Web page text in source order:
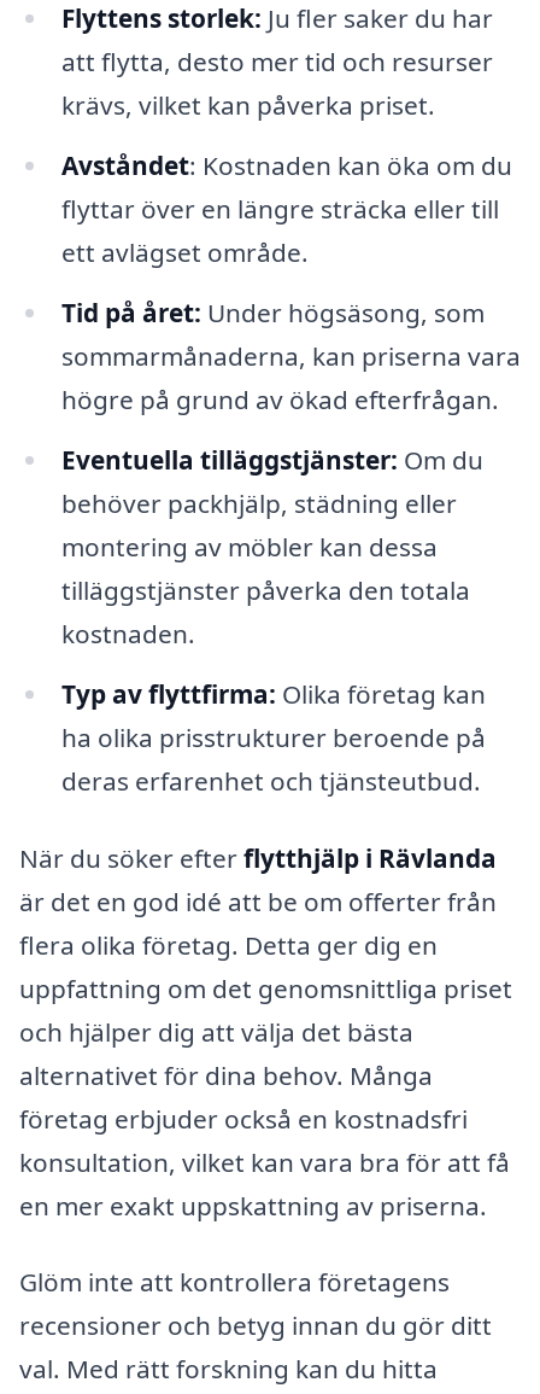
Flyttens storlek: Ju fler saker du har
att flytta, desto mer tid och resurser
krävs, vilket kan påverka priset.
Avståndet: Kostnaden kan öka om du
flyttar över en längre sträcka eller till
ett avlägset område.
Tid på året: Under högsäsong, som
sommarmånaderna, kan priserna vara
högre på grund av ökad efterfrågan.
Eventuella tilläggstjänster: Om du
behöver packhjälp, städning eller
montering av möbler kan dessa
tilläggstjänster påverka den totala
kostnaden.
Typ av flyttfirma: Olika företag kan
ha olika prisstrukturer beroende på
deras erfarenhet och tjänsteutbud.
När du söker efterflytthjälp i Rävlanda
är det en god idé att be om offerter från
flera olika företag. Detta ger dig en
uppfattning om det genomsnittliga priset
och hjälper dig att välja det bästa
alternativet för dina behov. Många
företag erbjuder också en kostnadsfri
konsultation, vilket kan vara bra för att få
en mer exakt uppskattning av priserna.
Glöm inte att kontrollera företagens
recensioner och betyg innan du gör ditt
val. Med rätt forskning kan du hitta